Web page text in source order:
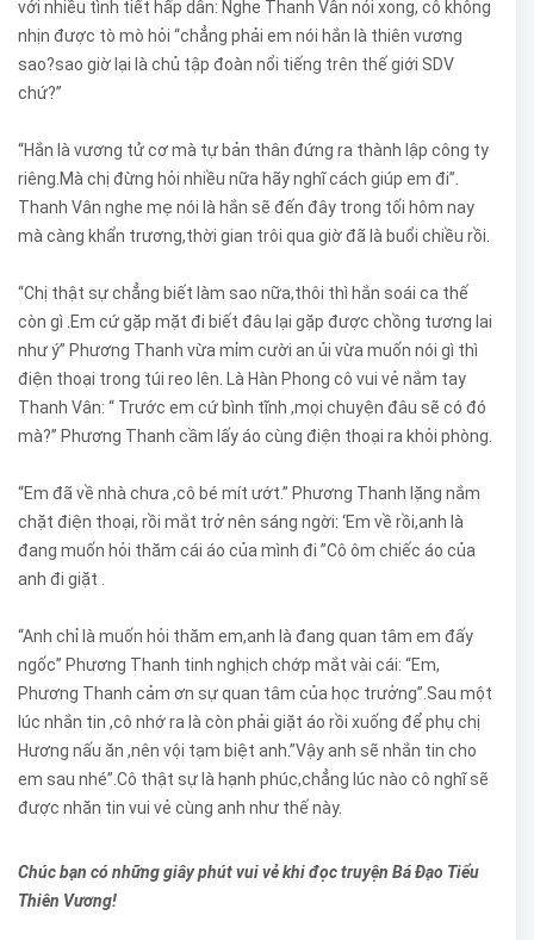
với nhiều tình tiết hấp dẫn: Nghe Thanh Vân nói xong, cô không
nhịn được tò mò hỏi “chẳng phải em nói hắn là thiên vương
sao?sao giờ lại là chủ tập đoàn nổi tiếng trên thế giới SDV
chứ?”
“Hắn là vương tử cơ mà tự bản thân đứng ra thành lập công ty
riêng.Mà chị đừng hỏi nhiều nữa hãy nghĩ cách giúp em đi”.
Thanh Vân nghe mẹ nói là hắn sẽ đến đây trong tối hôm nay
mà càng khẩn trương,thời gian trôi qua giờ đã là buổi chiều rồi.
“Chị thật sự chẳng biết làm sao nữa,thôi thì hắn soái ca thế
còn gì .Em cứ gặp mặt đi biết đâu lại gặp được chồng tương lai
như ý” Phương Thanh vừa mỉm cười an ủi vừa muốn nói gì thì
điện thoại trong túi reo lên. Là Hàn Phong cô vui vẻ nắm tay
Thanh Vân: “ Trước em cứ bình tĩnh ,mọi chuyện đâu sẽ có đó
mà?” Phương Thanh cầm lấy áo cùng điện thoại ra khỏi phòng.
“Em đã về nhà chưa ,cô bé mít ướt.” Phương Thanh lặng nắm
chặt điện thoại, rồi mắt trở nên sáng ngời: ‘Em về rồi,anh là
đang muốn hỏi thăm cái áo của mình đi ”Cô ôm chiếc áo của
anh đi giặt .
“Anh chỉ là muốn hỏi thăm em,anh là đang quan tâm em đấy
ngốc” Phương Thanh tinh nghịch chớp mắt vài cái: “Em,
Phương Thanh cảm ơn sự quan tâm của học trưởng”.Sau một
lúc nhắn tin ,cô nhớ ra là còn phải giặt áo rồi xuống để phụ chị
Hương nấu ăn ,nên vội tạm biệt anh.”Vậy anh sẽ nhắn tin cho
em sau nhé”.Cô thật sự là hạnh phúc,chẳng lúc nào cô nghĩ sẽ
được nhăn tin vui vẻ cùng anh như thế này.
Chúc bạn có những giây phút vui vẻ khi đọc truyện Bá Đạo Tiểu
Thiên Vương!